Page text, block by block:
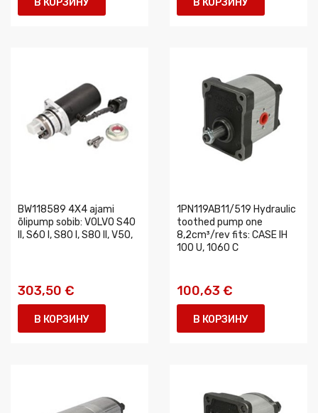
В КОРЗИНУ В КОРЗИНУ
BW118589 4X4 ajami
õlipump sobib: VOLVO S40
II, S60 I, S80 I, S80 II, V50,
303,50 €
В КОРЗИНУ
1PN119AB11/519 Hydraulic
toothed pump one
8,2cm³/rev fits: CASE IH
100 U, 1060 C
100,63 €
В КОРЗИНУ